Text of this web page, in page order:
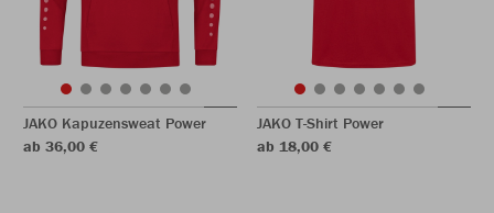
JAKO Kapuzensweat Power
ab 36,00 €
JAKO T-Shirt Power
ab 18,00 €